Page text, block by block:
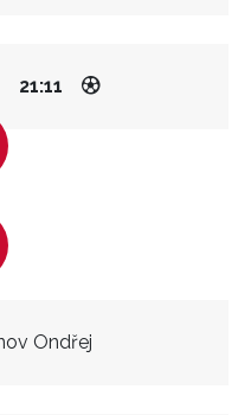
21:11
Ondřej